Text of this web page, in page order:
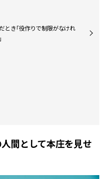
とき「役作りで制限がなけれ
間として本庄を見せ